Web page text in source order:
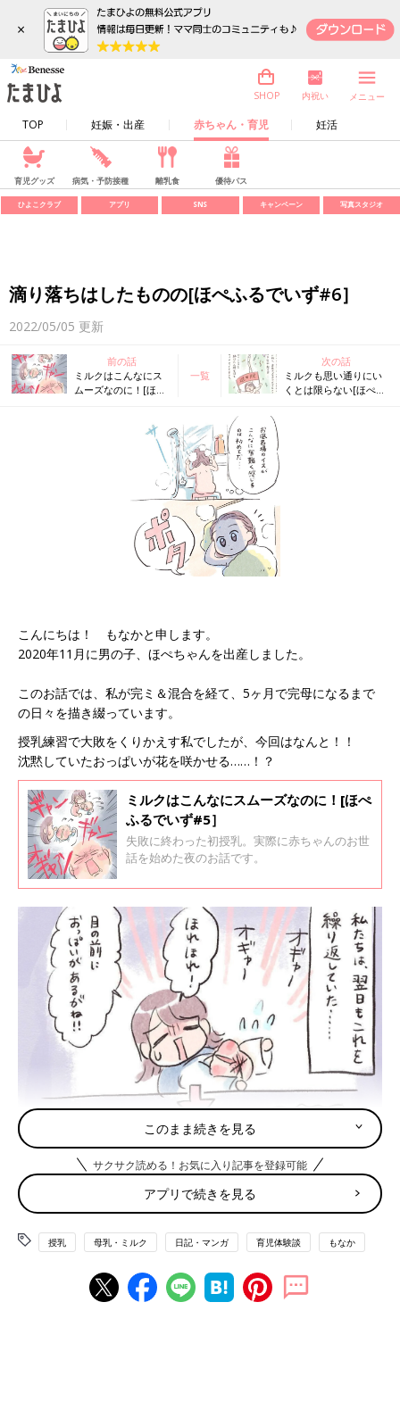
×
TOP 妊娠・出産 赤ちゃん・育児 妊活
SHOP 内祝い メニュー
育児グッズ 病気・予防接種 離乳食 優待パス
ひよこクラブ アプリ SNS キャンペーン 写真スタジオ
滴り落ちはしたものの[ほぺふるでいず#6］
2022/05/05 更新
前の話
ミルクはこんなにス
ムーズなのに！[ほぺ
一覧
次の話
ミルクも思い通りにい
くとは限らない[ほぺふ
こんにちは！ もなかと申します。
2020年11月に男の子、ほぺちゃんを出産しました。
このお話では、私が完ミ＆混合を経て、5ヶ月で完母になるまで
の日々を描き綴っています。
授乳練習で大敗をくりかえす私でしたが、今回はなんと！！
沈黙していたおっぱいが花を咲かせる……！？
ミルクはこんなにスムーズなのに！[ほぺ
ふるでいず#5］
失敗に終わった初授乳。実際に赤ちゃんのお世
話を始めた夜のお話です。
このまま続きを見る
サクサク読める！お気に入り記事を登録可能
アプリで続きを見る
授乳 母乳・ミルク 日記・マンガ 育児体験談 もなか